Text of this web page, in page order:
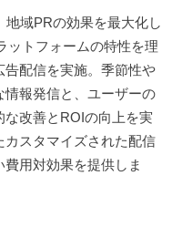
域PRの効果を最大化し
ットフォームの特性を理
配信を実施。季節性や
報発信と、ユーザーの
改善とROIの向上を実
スタマイズされた配信
用対効果を提供しま